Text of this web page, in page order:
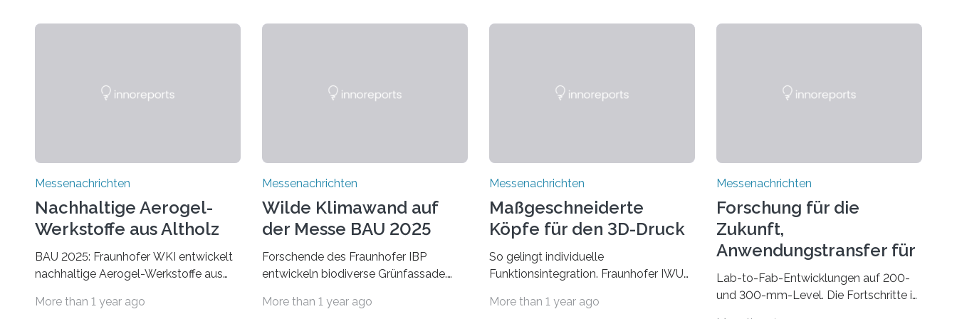
Messenachrichten
Nachhaltige Aerogel-
Werkstoffe aus Altholz
BAU 2025: Fraunhofer WKI entwickelt
nachhaltige Aerogel-Werkstoffe aus
WKI stellen auf der BAU 2025 in
More than 1 year ago
Messenachrichten
Wilde Klimawand auf
der Messe BAU 2025
Forschende des Fraunhofer IBP
entwickeln biodiverse Grünfassade.
Umwelt. Vor allem in Städten leidet die
More than 1 year ago
Messenachrichten
Maßgeschneiderte
Köpfe für den 3D-Druck
So gelingt individuelle
Funktionsintegration. Fraunhofer IWU
2024, Halle 11.0/Stand E38. Wire bzw.
More than 1 year ago
Messenachrichten
Forschung für die
Zukunft,
Anwendungstransfer für
die Gegenwart
Lab-to-Fab-Entwicklungen auf 200-
und 300-mm-Level. Die Fortschritte in